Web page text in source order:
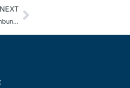
NEXT
Panduan Memperbaiki Postur Badan, Hindari Bahu Membungkuk Next